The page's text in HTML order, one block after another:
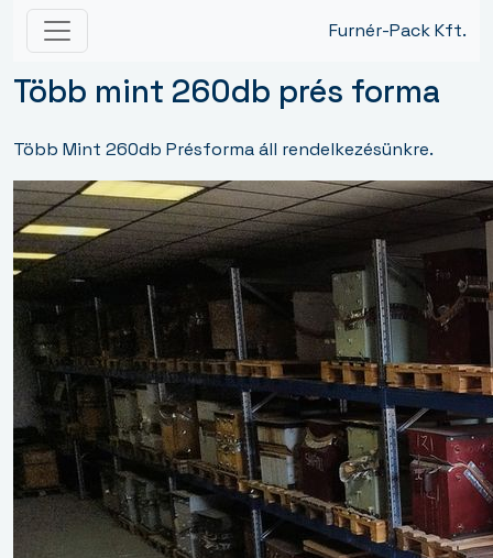
Furnér-Pack Kft.
Több mint 260db prés forma
Több Mint 260db Présforma áll rendelkezésünkre.